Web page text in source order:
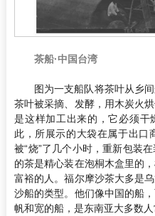
茶船·中国台湾
图为一支船队将茶叶从乡
茶叶被采摘、发酵，用木炭火
是这样加工出来的，它必须干
此，所展示的大袋在属于出口
被“烧”了几个小时，重新包装
的茶是精心装在泡桐木盒里的
富裕的人。福尔摩沙茶大多是
沙船的类型。他们像中国的船
帆和宽的船，是东南亚大多数人